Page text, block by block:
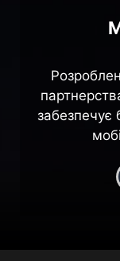
забезпечує